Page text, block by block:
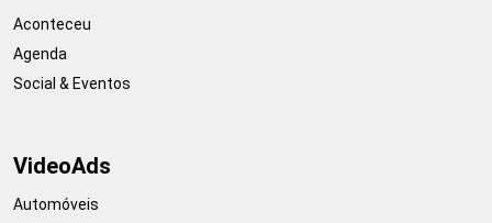
Aconteceu
Agenda
Social & Eventos
VideoAds
Automóveis